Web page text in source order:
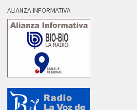
ALIANZA INFORMATIVA